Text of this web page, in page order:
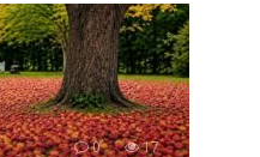
0 17